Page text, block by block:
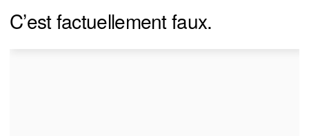
C’est factuellement faux.